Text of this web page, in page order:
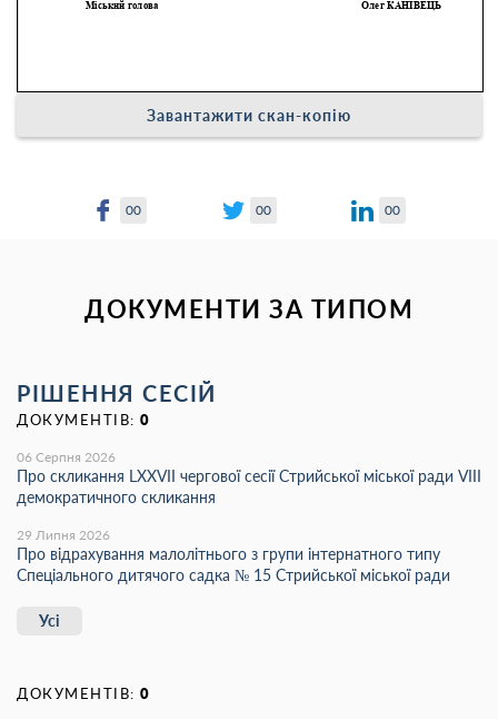
Завантажити скан-копію
00 00 00
ДОКУМЕНТИ ЗА ТИПОМ
РІШЕННЯ СЕСІЙ
ДОКУМЕНТІВ: 0
06 Серпня 2026
Про скликання LХХVІІ чергової сесії Стрийської міської ради VIII
демократичного скликання
29 Липня 2026
Про відрахування малолітнього з групи інтернатного типу
Спеціального дитячого садка № 15 Стрийської міської ради
Усі
ДОКУМЕНТІВ: 0